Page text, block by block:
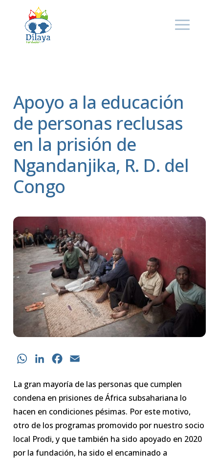
Apoyo a la educación
de personas reclusas
en la prisión de
Ngandanjika, R. D. del
Congo
WhatsAppLinkedInFacebook
La gran mayoría de las personas que cumplen
condena en prisiones de África subsahariana lo
hacen en condiciones pésimas. Por este motivo,
otro de los programas promovido por nuestro socio
local Prodi, y que también ha sido apoyado en 2020
por la fundación, ha sido el encaminado a